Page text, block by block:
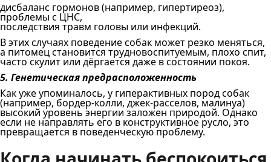
дисбаланс гормонов (например, гипертиреоз),
проблемы с ЦНС,
последствия травм головы или инфекций.
В этих случаях поведение собак может резко меняться,
а питомец становится трудновоспитуемым, плохо спит,
часто скулит или дёргается даже в состоянии покоя.
5. Генетическая предрасположенность
Как уже упоминалось, у гиперактивных пород собак
(например, бордер-колли, джек-расселов, малинуа)
высокий уровень энергии заложен природой. Однако
если не направлять его в конструктивное русло, это
превращается в поведенческую проблему.